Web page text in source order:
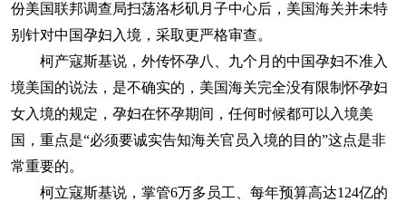
份美国联邦调查局扫荡洛杉矶月子中心后，美国海关并未特
别针对中国孕妇入境，采取更严格审查。
柯产寇斯基说，外传怀孕八、九个月的中国孕妇不准入
境美国的说法，是不确实的，美国海关完全没有限制怀孕妇
女入境的规定，孕妇在怀孕期间，任何时候都可以入境美
国，重点是“必须要诚实告知海关官员入境的目的”这点是非
常重要的。
柯立寇斯基说，掌管6万多员工、每年预算高达124亿的